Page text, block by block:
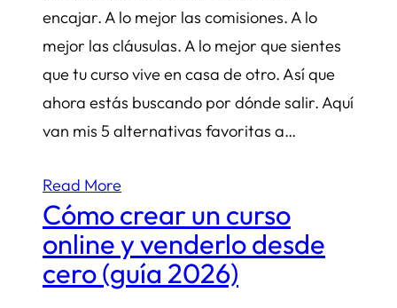
encajar. A lo mejor las comisiones. A lo
mejor las cláusulas. A lo mejor que sientes
que tu curso vive en casa de otro. Así que
ahora estás buscando por dónde salir. Aquí
van mis 5 alternativas favoritas a…
Read More
Cómo crear un curso
online y venderlo desde
cero (guía 2026)